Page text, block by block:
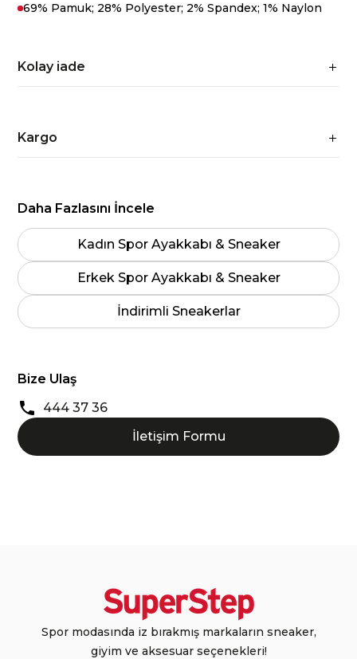
69% Pamuk; 28% Polyester; 2% Spandex; 1% Naylon
Kolay iade
Kargo
Daha Fazlasını İncele
Kadın Spor Ayakkabı & Sneaker
Erkek Spor Ayakkabı & Sneaker
İndirimli Sneakerlar
Bize Ulaş
444 37 36
İletişim Formu
Spor modasında iz bırakmış markaların sneaker,
giyim ve aksesuar seçenekleri!